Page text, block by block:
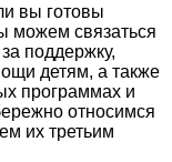
вы готовы
можем связаться
поддержку,
детям, а также
программах и
относимся
их третьим